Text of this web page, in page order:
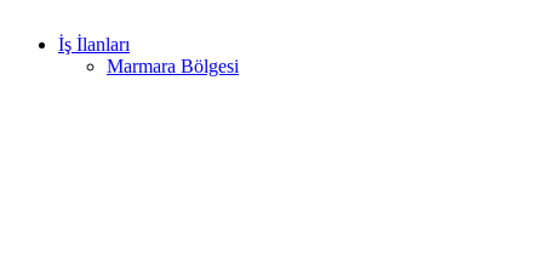
İş İlanları
Marmara Bölgesi